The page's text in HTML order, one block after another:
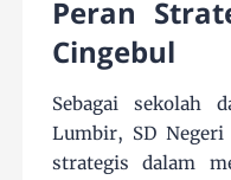
Peran
Cingebul
Sebagai sekolah
Lumbir, SD
strategis dalam